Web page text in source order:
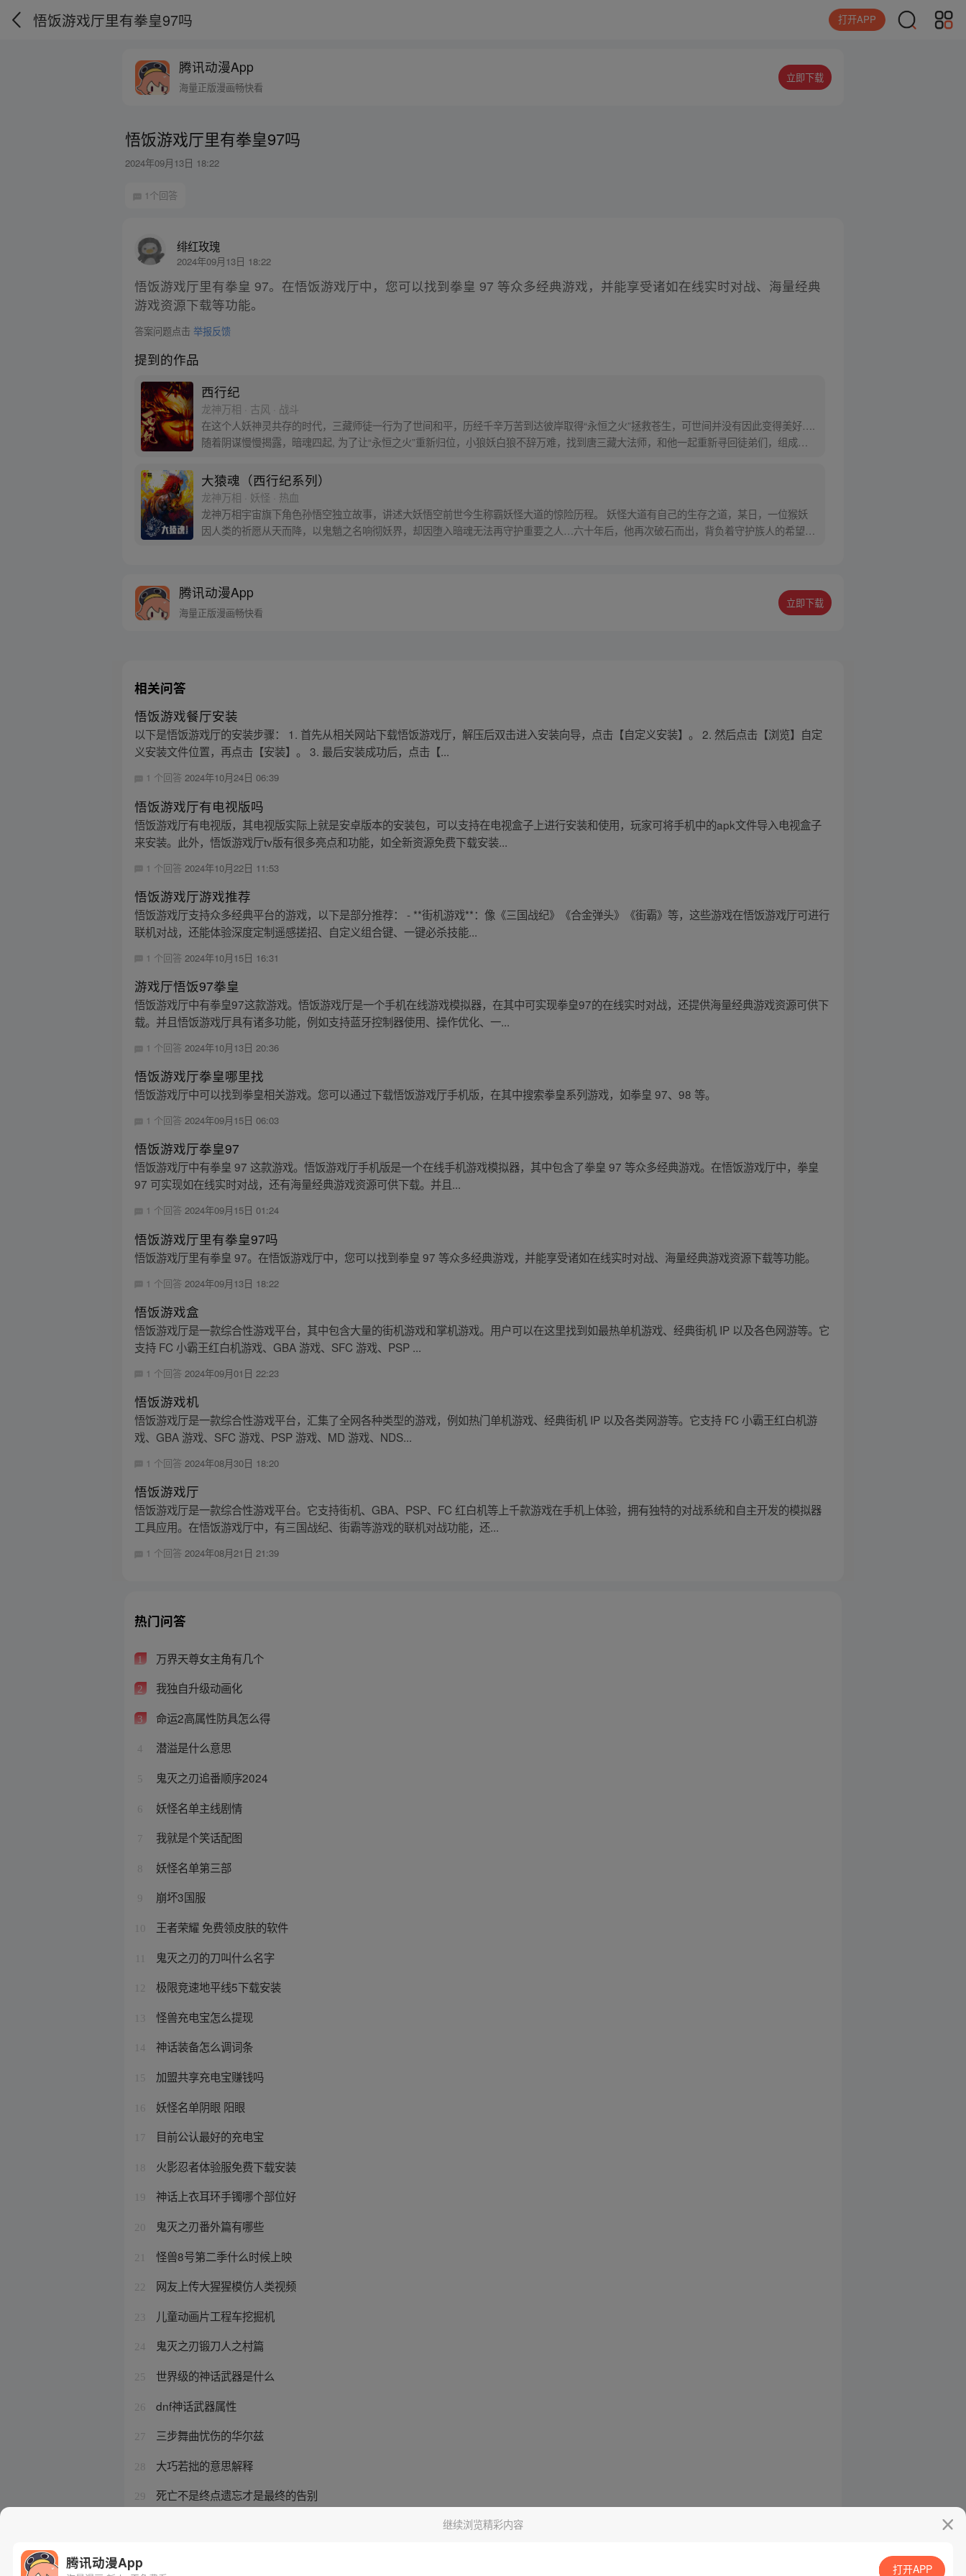
悟饭游戏厅里有拳皇97吗 打开APP
腾讯动漫App
海量正版漫画畅快看
立即下载
悟饭游戏厅里有拳皇97吗
2024年09月13日 18:22
1个回答
绯红玫瑰
2024年09月13日 18:22
悟饭游戏厅里有拳皇 97。在悟饭游戏厅中，您可以找到拳皇 97 等众多经典游戏，并能享受诸如在线实时对战、海量经典
游戏资源下载等功能。
答案问题点击举报反馈
提到的作品
西行纪
龙神万相 · 古风 · 战斗
在这个人妖神灵共存的时代，三藏师徒一行为了世间和平，历经千辛万苦到达彼岸取得“永恒之火”拯救苍生，可世间并没有因此变得美好….
随着阴谋慢慢揭露，暗魂四起, 为了让“永恒之火”重新归位，小狼妖白狼不辞万难，找到唐三藏大法师，和他一起重新寻回徒弟们，组成全
大猿魂（西行纪系列）
龙神万相 · 妖怪 · 热血
龙神万相宇宙旗下角色孙悟空独立故事，讲述大妖悟空前世今生称霸妖怪大道的惊险历程。 妖怪大道有自己的生存之道，某日，一位猴妖
因人类的祈愿从天而降，以鬼魈之名响彻妖界，却因堕入暗魂无法再守护重要之人…六十年后，他再次破石而出，背负着守护族人的希望和
腾讯动漫App
海量正版漫画畅快看
立即下载
相关问答
悟饭游戏餐厅安装
以下是悟饭游戏厅的安装步骤： 1. 首先从相关网站下载悟饭游戏厅，解压后双击进入安装向导，点击【自定义安装】。 2. 然后点击【浏览】自定
义安装文件位置，再点击【安装】。 3. 最后安装成功后，点击【...
1 个回答2024年10月24日 06:39
悟饭游戏厅有电视版吗
悟饭游戏厅有电视版，其电视版实际上就是安卓版本的安装包，可以支持在电视盒子上进行安装和使用，玩家可将手机中的apk文件导入电视盒子
来安装。此外，悟饭游戏厅tv版有很多亮点和功能，如全新资源免费下载安装...
1 个回答 2024年10月22日 11:53
悟饭游戏厅游戏推荐
悟饭游戏厅支持众多经典平台的游戏，以下是部分推荐： - **街机游戏**：像《三国战纪》《合金弹头》《街霸》等，这些游戏在悟饭游戏厅可进行
联机对战，还能体验深度定制遥感搓招、自定义组合键、一键必杀技能...
1 个回答 2024年10月15日 16:31
游戏厅悟饭97拳皇
悟饭游戏厅中有拳皇97这款游戏。悟饭游戏厅是一个手机在线游戏模拟器，在其中可实现拳皇97的在线实时对战，还提供海量经典游戏资源可供下
载。并且悟饭游戏厅具有诸多功能，例如支持蓝牙控制器使用、操作优化、一...
1 个回答2024年10月13日 20:36
悟饭游戏厅拳皇哪里找
悟饭游戏厅中可以找到拳皇相关游戏。您可以通过下载悟饭游戏厅手机版，在其中搜索拳皇系列游戏，如拳皇 97、98 等。
1 个回答2024年09月15日 06:03
悟饭游戏厅拳皇97
悟饭游戏厅中有拳皇 97 这款游戏。悟饭游戏厅手机版是一个在线手机游戏模拟器，其中包含了拳皇 97 等众多经典游戏。在悟饭游戏厅中，拳皇
97 可实现如在线实时对战，还有海量经典游戏资源可供下载。并且...
1 个回答2024年09月15日 01:24
悟饭游戏厅里有拳皇97吗
悟饭游戏厅里有拳皇 97。在悟饭游戏厅中，您可以找到拳皇 97 等众多经典游戏，并能享受诸如在线实时对战、海量经典游戏资源下载等功能。
1 个回答 2024年09月13日 18:22
悟饭游戏盒
悟饭游戏厅是一款综合性游戏平台，其中包含大量的街机游戏和掌机游戏。用户可以在这里找到如最热单机游戏、经典街机 IP 以及各色网游等。它
支持 FC 小霸王红白机游戏、GBA 游戏、SFC 游戏、PSP ...
1 个回答 2024年09月01日 22:23
悟饭游戏机
悟饭游戏厅是一款综合性游戏平台，汇集了全网各种类型的游戏，例如热门单机游戏、经典街机 IP 以及各类网游等。它支持 FC 小霸王红白机游
戏、GBA 游戏、SFC 游戏、PSP 游戏、MD 游戏、NDS...
1 个回答2024年08月30日 18:20
悟饭游戏厅
悟饭游戏厅是一款综合性游戏平台。它支持街机、GBA、PSP、FC 红白机等上千款游戏在手机上体验，拥有独特的对战系统和自主开发的模拟器
工具应用。在悟饭游戏厅中，有三国战纪、街霸等游戏的联机对战功能，还...
1 个回答2024年08月21日 21:39
热门问答
1 万界天尊女主角有几个
2 我独自升级动画化
3 命运2高属性防具怎么得
4 潜溢是什么意思
5 鬼灭之刃追番顺序2024
6 妖怪名单主线剧情
7 我就是个笑话配图
8 妖怪名单第三部
9 崩坏3国服
10 王者荣耀 免费领皮肤的软件
鬼灭之刃的刀叫什么名字
12 极限竞速地平线5下载安装
13 怪兽充电宝怎么提现
14 神话装备怎么调词条
15 加盟共享充电宝赚钱吗
16 妖怪名单阴眼 阳眼
17 目前公认最好的充电宝
18 火影忍者体验服免费下载安装
19 神话上衣耳环手镯哪个部位好
20 鬼灭之刃番外篇有哪些
21 怪兽8号第二季什么时候上映
22 网友上传大猩猩模仿人类视频
23 儿童动画片工程车挖掘机
24 鬼灭之刃锻刀人之村篇
25 世界级的神话武器是什么
26 dnf神话武器属性
27 三步舞曲忧伤的华尔兹
28 大巧若拙的意思解释
29 死亡不是终点遗忘才是最终的告别
继续浏览精彩内容
腾讯动漫App 打开APP